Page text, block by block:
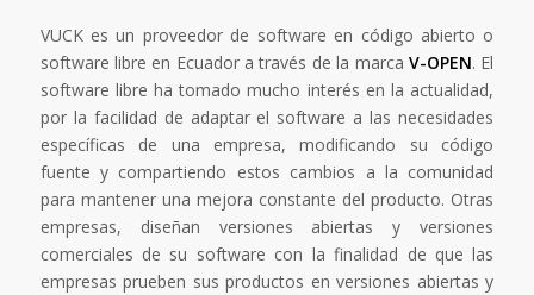
VUCK es un proveedor de software en código abierto o
software libre en Ecuador a través de la marcaV-OPEN. El
software libre ha tomado mucho interés en la actualidad,
por la facilidad de adaptar el software a las necesidades
específicas de una empresa, modificando su código
fuente y compartiendo estos cambios a la comunidad
para mantener una mejora constante del producto. Otras
empresas, diseñan versiones abiertas y versiones
comerciales de su software con la finalidad de que las
empresas prueben sus productos en versiones abiertas y